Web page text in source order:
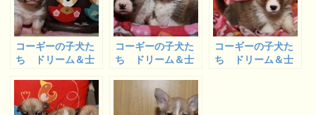
コーギーの子犬た
ち ドリーム＆士
間経ちました
コーギーの子犬た
ち ドリーム＆士
月経ちました
コーギーの子犬た
ち ドリーム＆士